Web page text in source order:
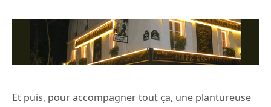
Et puis, pour accompagner tout ça, une plantureuse